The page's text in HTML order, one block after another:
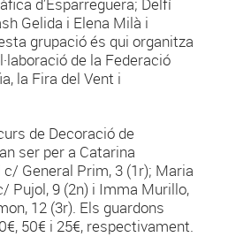
Gelida i Elena Milà i
grupació és qui organitza
de la Federació
la Fira del Vent i
de Decoració de
ser per a Catarina
General Prim, 3 (1r); Maria
Pujol, 9 (2n) i Imma Murillo,
12 (3r). Els guardons
50€ i 25€, respectivament.